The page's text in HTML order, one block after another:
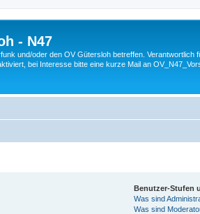
- N47
und/oder den OV Gütersloh betreffen. Verantwortlich
bei Interesse bitte eine kurze Mail an
Benutzer-Stufen
Was sind
Was sind